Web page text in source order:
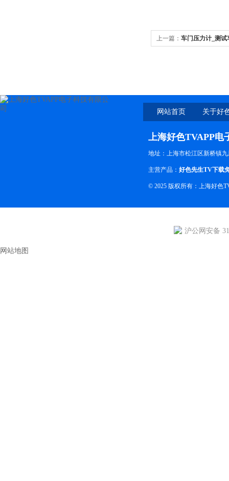
上一篇： 车门压力计_测
网站首页 关于好
上海好色TVAPP电
地址：上海市松江区新桥镇
主营产品： 好色先生TV下载
© 2025 版权所有：上海好
沪公网安备
网站地图